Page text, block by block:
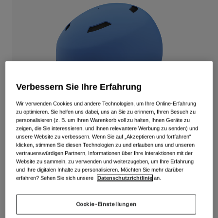
Rennrad Schuhe
Mountainbike Schuhe
Alle anzeigen
Bekleidung
Rennrad Bekleidung
Mountainbike Bekleidung
Alle anzeigen
Schutzbrillen
Ski
Mit austauschbaren Gläsern
Damen
Ersatzgläser
Alle anzeigen
Kinder
Helme
Schutzbrillen
Dime Fs Jugendhelm
Artikelnr.34738
Price reduced from
Verbessern Sie Ihre Erfahrung
Wir verwenden Cookies und andere Technologien, um Ihre Online-Erfahrung
zu optimieren. Sie helfen uns dabei, uns an Sie zu erinnern, Ihren Besuch zu
personalisieren (z. B. um Ihren Warenkorb voll zu halten, Ihnen Geräte zu
zeigen, die Sie interessieren, und Ihnen relevantere Werbung zu senden) und
unsere Website zu verbessern. Wenn Sie auf „Akzeptieren und fortfahren“
klicken, stimmen Sie diesen Technologien zu und erlauben uns und unseren
vertrauenswürdigen Partnern, Informationen über Ihre Interaktionen mit der
Website zu sammeln, zu verwenden und weiterzugeben, um Ihre Erfahrung
und Ihre digitalen Inhalte zu personalisieren. Möchten Sie mehr darüber
erfahren? Sehen Sie sich unsere
Datenschutzrichtlinie an.
Cookie-Einstellungen